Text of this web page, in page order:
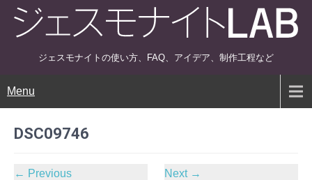
ジェスモナイトの使い方、FAQ、アイデア、制作工程など
Menu
DSC09746
← Previous Next →